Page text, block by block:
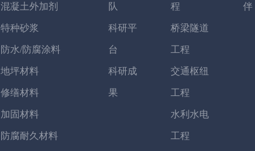
混凝土外加剂
特种砂浆
防水/防腐涂料
地坪材料
修缮材料
加固材料
防腐耐久材料
队
科研平
台
科研成
果
程
桥梁隧道
工程
交通枢纽
工程
水利水电
工程
伴